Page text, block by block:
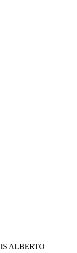
ALBERTO